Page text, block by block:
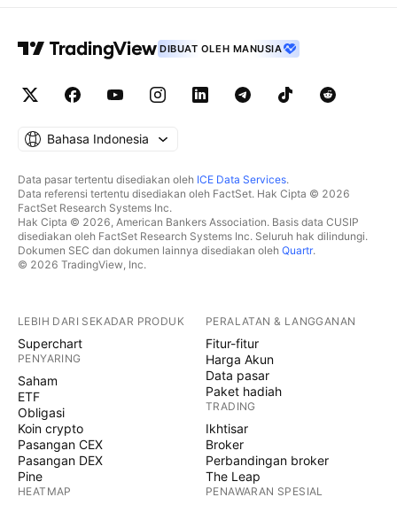
DIBUAT OLEH MANUSIA
Bahasa Indonesia
Data pasar tertentu disediakan oleh ICE Data Services.
Data referensi tertentu disediakan oleh FactSet. Hak Cipta © 2026
FactSet Research Systems Inc.
Hak Cipta © 2026, American Bankers Association. Basis data CUSIP
disediakan oleh FactSet Research Systems Inc. Seluruh hak dilindungi.
Dokumen SEC dan dokumen lainnya disediakan oleh Quartr.
© 2026 TradingView, Inc.
LEBIH DARI SEKADAR PRODUK
Superchart
PENYARING
Saham
ETF
Obligasi
Koin crypto
Pasangan CEX
Pasangan DEX
Pine
HEATMAP
PERALATAN & LANGGANAN
Fitur-fitur
Harga Akun
Data pasar
Paket hadiah
TRADING
Ikhtisar
Broker
Perbandingan broker
The Leap
PENAWARAN SPESIAL